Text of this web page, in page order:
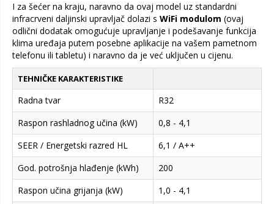
I za šećer na kraju, naravno da ovaj model uz standardni
infracrveni daljinski upravljač dolazi s WiFi modulom (ovaj
odlični dodatak omogućuje upravljanje i podešavanje funkcija
klima uređaja putem posebne aplikacije na vašem pametnom
telefonu ili tabletu) i naravno da je već uključen u cijenu.
TEHNIČKE KARAKTERISTIKE
Radna tvar
R32
Raspon rashladnog učina (kW)
0,8 - 4,1
SEER / Energetski razred HL
6,1 / A++
God. potrošnja hlađenje (kWh)
200
Raspon učina grijanja (kW)
1,0 - 4,1